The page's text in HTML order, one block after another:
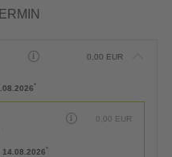
0,00 EUR
*
0,00 EUR
14.08.2026*